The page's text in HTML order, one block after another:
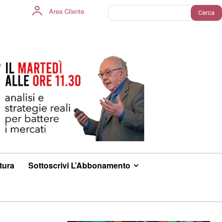
Area Cliente Cerca
Sottoscrivi L’Abbonamento